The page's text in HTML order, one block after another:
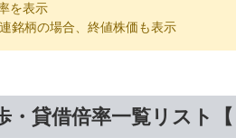
を表示
銘柄の場合、終値株価も表示
・貸借倍率一覧リスト【